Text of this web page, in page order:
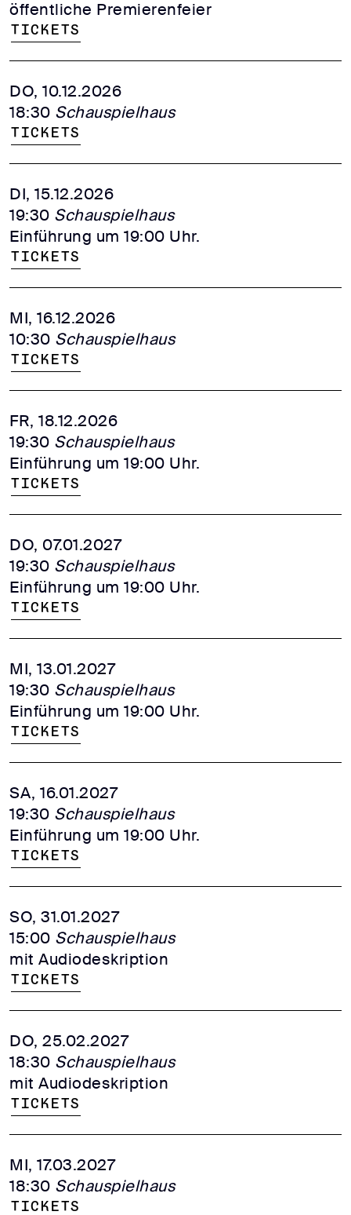
öffentliche Premierenfeier
Tickets
DO, 10.12.2026
18:30 Schauspielhaus
Tickets
DI, 15.12.2026
19:30 Schauspielhaus
Einführung um 19:00 Uhr.
Tickets
MI, 16.12.2026
10:30 Schauspielhaus
Tickets
FR, 18.12.2026
19:30 Schauspielhaus
Einführung um 19:00 Uhr.
Tickets
DO, 07.01.2027
19:30 Schauspielhaus
Einführung um 19:00 Uhr.
Tickets
MI, 13.01.2027
19:30 Schauspielhaus
Einführung um 19:00 Uhr.
Tickets
SA, 16.01.2027
19:30 Schauspielhaus
Einführung um 19:00 Uhr.
Tickets
SO, 31.01.2027
15:00 Schauspielhaus
mit Audiodeskription
Tickets
DO, 25.02.2027
18:30 Schauspielhaus
mit Audiodeskription
Tickets
MI, 17.03.2027
18:30 Schauspielhaus
Tickets